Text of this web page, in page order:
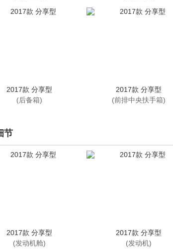
2017款 分享型
(后备箱)
2017款 分享型
(前排中央扶手箱)
节
2017款 分享型
(发动机舱)
2017款 分享型
(发动机)